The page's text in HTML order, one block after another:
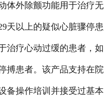
体外除颤功能用于治疗无
天以上的疑似心脏骤停患
治疗心动过缓的患者，如
搏患者。该产品支持在院
备操作培训并接受过基本